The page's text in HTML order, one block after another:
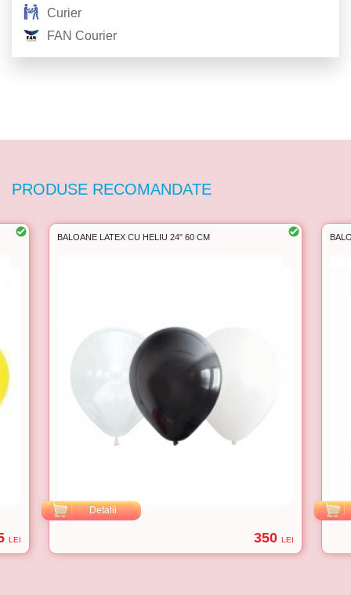
Curier
FAN Courier
PRODUSE RECOMANDATE
LEI
BALOANE LATEX CU HELIU 24" 60 CM
Detalii
350 LEI